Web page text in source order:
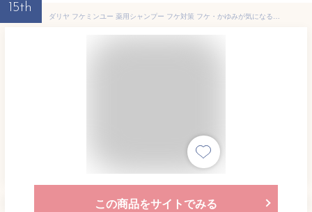
15th
ダリヤ フケミンユー 薬用シャンプー フケ対策 フケ・かゆみが気になる方に 大容量ポンプタイプ 400ml [医薬部外品]
この商品をサイトでみる